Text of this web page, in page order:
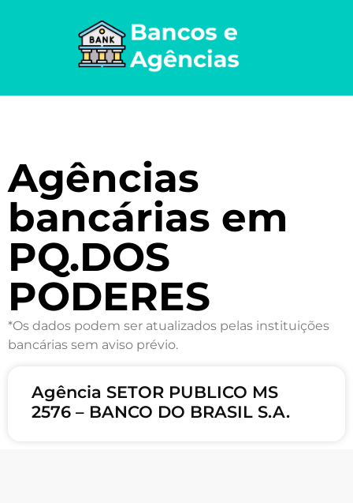
Agências
bancárias em
PQ.DOS
PODERES
*Os dados podem ser atualizados pelas instituições
bancárias sem aviso prévio.
Agência SETOR PUBLICO MS
2576 – BANCO DO BRASIL S.A.